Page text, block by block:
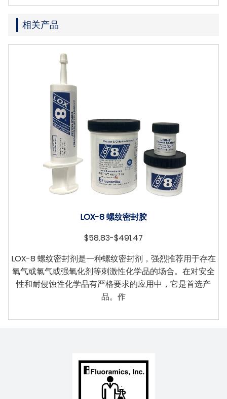
相关产品
LOX-8 螺纹密封胶
$58.83-$491.47
LOX-8 螺纹密封剂是一种螺纹密封剂，强烈推荐用于存在
氧气或氯气或强氧化剂等刺激性化学品的场合。在对安全
性和耐侵蚀性化学品有严格要求的应用中，它是首选产
品。作